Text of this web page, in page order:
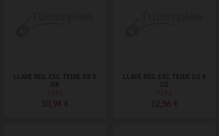
LLAVE REG. ESC. TEIDE 3/8 X
3/8
7241
10,94 €
LLAVE REG. ESC. TEIDE 1/2 X
1/2
7242
12,56 €